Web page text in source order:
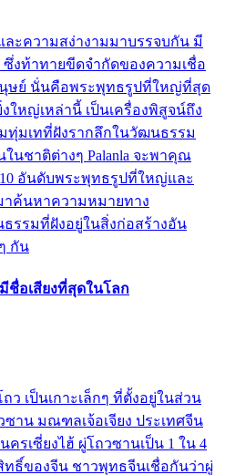
ะความสง่างามมาบรรจบกัน มี
งท้าทายขีดจำกัดของความเชื่อ
นุษย์ นั่นคือพระพุทธรูปที่ใหญ่ที่สุด
ใหญ่เหล่านี้ เป็นเครื่องพิสูจน์ถึง
ทุ่มเทที่ฝังรากลึกในวัฒนธรรม
ชาติต่างๆ Palanla จะพาคุณ
อันดับพระพุทธรูปที่ใหญ่และ
าค้นหาความหมายทาง
รรมที่ฝังอยู่ในสิ่งก่อสร้างอัน
กัน
ชื่อเสียงที่สุดในโลก
ว เป็นเกาะเล็กๆ ที่ตั้งอยู่ในส่วน
ซาน มณฑลเจ้อเจียง ประเทศจีน
รเซี่ยงไฮ้ ผู่โถวซานเป็น 1 ใน 4
ธิ์ของจีน ชาวพุทธจีนเชื่อกันว่าผู่